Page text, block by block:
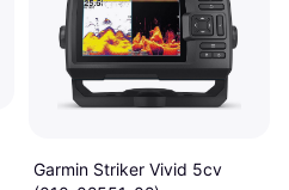
Garmin Striker Vivid 5cv